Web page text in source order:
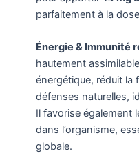
parfaitement à la
Énergie & Immunité
hautement
énergétique, réduit la
défenses naturelles,
Il favorise également
dans l’organisme,
globale.